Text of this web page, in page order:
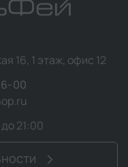
16, 1 этаж, офис 12
00
21:00